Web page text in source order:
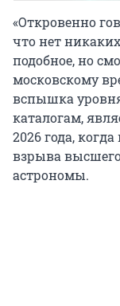
«Откровенно
что нет
подобное, но
московскому
вспышка уровня
каталогам,
2026 года,
взрыва
астрономы.